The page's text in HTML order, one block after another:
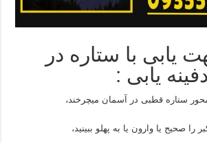
یابی با ستاره در
یابی :
محور ستاره‌ قطبی در آسمان میچرخند،
صحیح یا وارون یا به پهلو ببینید،